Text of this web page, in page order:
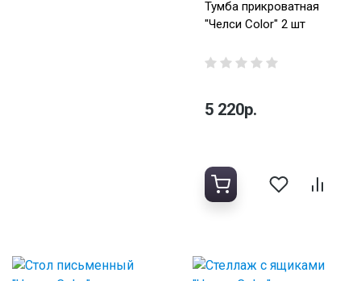
Тумба прикроватная
"Челси Color" 2 шт
5 220р.